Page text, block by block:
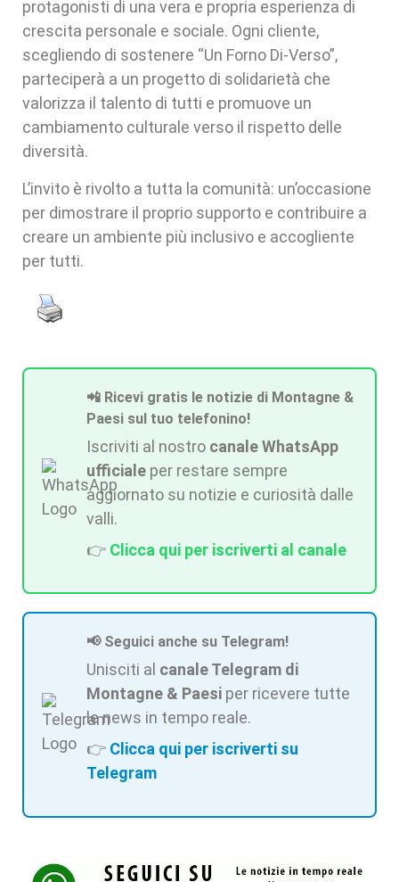
protagonisti di una vera e propria esperienza di
crescita personale e sociale. Ogni cliente,
scegliendo di sostenere “Un Forno Di-Verso”,
parteciperà a un progetto di solidarietà che
valorizza il talento di tutti e promuove un
cambiamento culturale verso il rispetto delle
diversità.
L’invito è rivolto a tutta la comunità: un’occasione
per dimostrare il proprio supporto e contribuire a
creare un ambiente più inclusivo e accogliente
per tutti.
📲 Ricevi gratis le notizie di Montagne &
Paesi sul tuo telefonino!
Iscriviti al nostro canale WhatsApp
ufficiale per restare sempre
aggiornato su notizie e curiosità dalle
valli.
👉 Clicca qui per iscriverti al canale
📢 Seguici anche su Telegram!
Unisciti al canale Telegram di
Montagne & Paesi per ricevere tutte
le news in tempo reale.
👉 Clicca qui per iscriverti su
Telegram